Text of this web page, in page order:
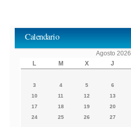
Calendario
Agosto 2026
L
M X J
3
4 5 6
10
11 12 13
17
18 19 20
24
25 26 27